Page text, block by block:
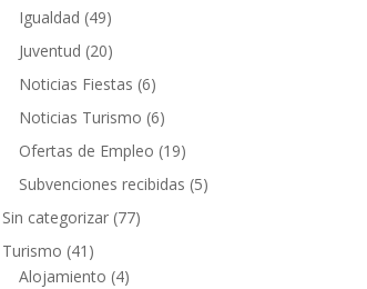
Igualdad (49)
Juventud (20)
Noticias Fiestas (6)
Noticias Turismo (6)
Ofertas de Empleo (19)
Subvenciones recibidas (5)
Sin categorizar (77)
Turismo (41)
Alojamiento (4)